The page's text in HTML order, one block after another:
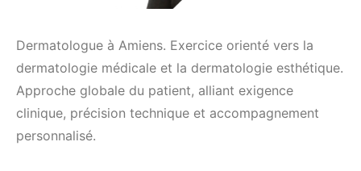
Dermatologue à Amiens. Exercice orienté vers la
dermatologie médicale et la dermatologie esthétique.
Approche globale du patient, alliant exigence
clinique, précision technique et accompagnement
personnalisé.